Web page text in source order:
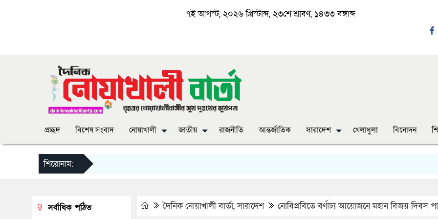
৭ই আগস্ট, ২০২৬ খ্রিস্টাব্দ, ২৩শে শ্রাবণ, ১৪৩৩ বঙ্গাব্দ
প্রচ্ছদ বিশেষ সংবাদ নোয়াখালী জাতীয় রাজনীতি আন্তর্জাতিক সারাদেশ খেলাধুলা বিনোদন
শিরোনাম: ‘ঈদ
দৈনিক নোয়াখালী বার্তা,সারাদেশ নোবিপ্রবিতে বর্ণাঢ্য আয়োজনে মহান বিজয় দিবস
সর্বাধিক পঠিত